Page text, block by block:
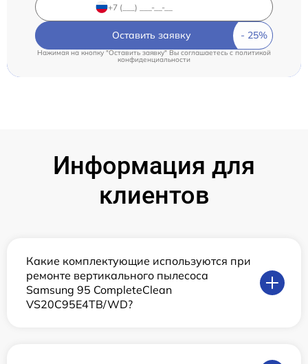
Оставить заявку
Нажимая на кнопку "Оставить заявку" Вы соглашаетесь c политикой
конфиденциальности
Информация для
клиентов
Какие комплектующие используются при
ремонте вертикального пылесоса
Samsung 95 CompleteClean
VS20C95E4TB/WD?